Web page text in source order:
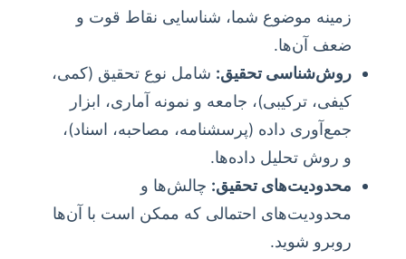
زمینه موضوع شما، شناسایی نقاط قوت و
ضعف آن‌ها.
روش‌شناسی تحقیق: شامل نوع تحقیق (کمی،
کیفی، ترکیبی)، جامعه و نمونه آماری، ابزار
جمع‌آوری داده (پرسشنامه، مصاحبه، اسناد)،
و روش تحلیل داده‌ها.
محدودیت‌های تحقیق: چالش‌ها و
محدودیت‌های احتمالی که ممکن است با آن‌ها
روبرو شوید.